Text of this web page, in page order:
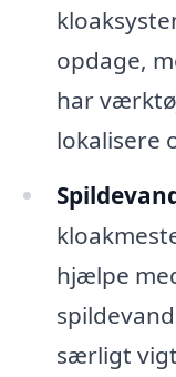
opdage,
har
lokalisere
hjælpe
særligt